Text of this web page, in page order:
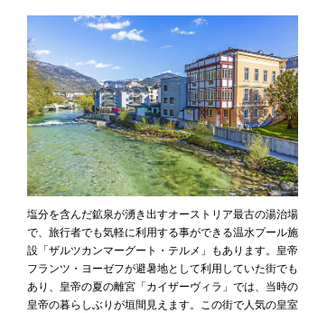
塩分を含んだ鉱泉が湧き出すオーストリア最古の湯治場
で、旅行者でも気軽に利用する事ができる温水プール施
設「ザルツカンマーグート・テルメ」もあります。皇帝
フランツ・ヨーゼフが避暑地として利用していた街でも
あり、皇帝の夏の離宮「カイザーヴィラ」では、当時の
皇帝の暮らしぶりが垣間見えます。この街で人気の皇室